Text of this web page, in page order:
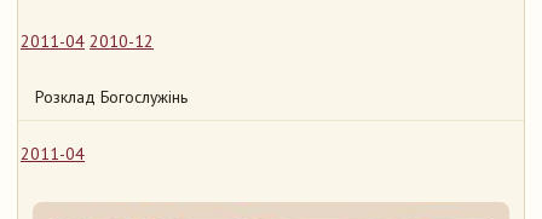
2011-04 2010-12
Розклад Богослужінь
2011-04